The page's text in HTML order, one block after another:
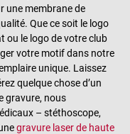
une membrane de
Que ce soit le logo
ou le logo de votre club
votre motif dans notre
unique. Laissez
quelque chose d’un
gravure, nous
– stéthoscope,
gravure laser de haute